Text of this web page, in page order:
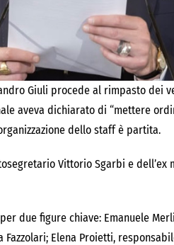
Giuli procede al rimpasto dei
aveva dichiarato di “mettere
dello staff è partita.
Vittorio Sgarbi e
due figure chiave: Emanuele
Elena Proietti,